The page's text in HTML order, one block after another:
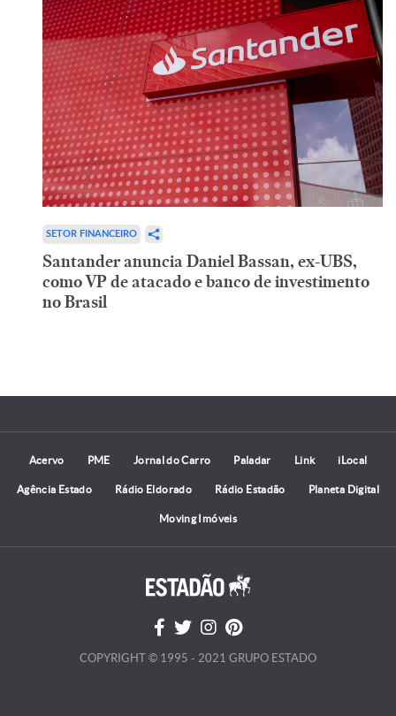
SETOR FINANCEIRO
Santander anuncia Daniel Bassan, ex-UBS,
como VP de atacado e banco de investimento
no Brasil
Acervo PME Jornal do Carro Paladar Link iLocal
Agência Estado Rádio Eldorado Rádio Estadão Planeta Digital
Moving Imóveis
COPYRIGHT © 1995 - 2021 GRUPO ESTADO